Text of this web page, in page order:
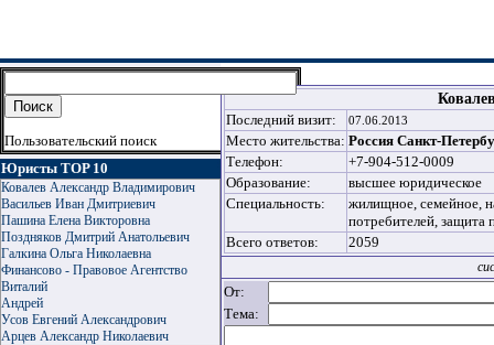
Пользовательский поиск
Юристы TOP 10
Ковалев Александр Владимирович
Васильев Иван Дмитриевич
Пашина Елена Викторовна
Поздняков Дмитрий Анатольевич
Галкина Ольга Николаевна
Финансово - Правовое Агентство
Виталий
Андрей
Усов Евгений Александрович
Арцев Александр Николаевич
Последний визит:
07.06.2013
Место жительства: Россия Санкт-
Телефон:
+7-904-512-0009
Образование:
высшее юридическое
Специальность:
жилищное, семейное,
потребителей, защита
Всего ответов:
2059
От:
Тема: